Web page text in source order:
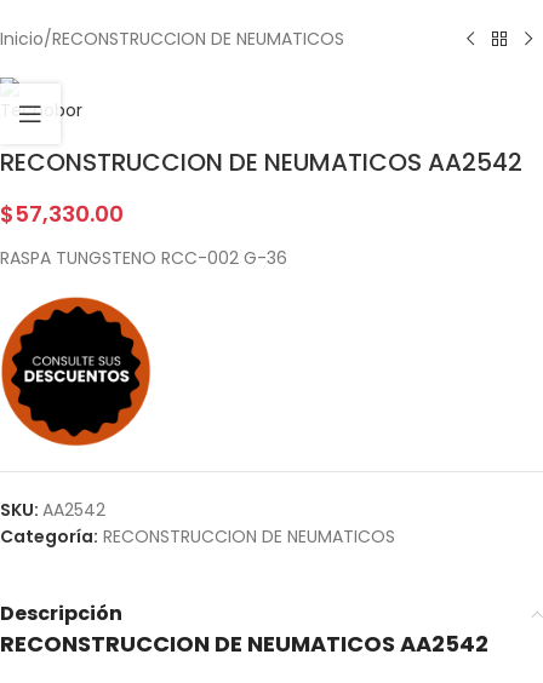
Inicio/RECONSTRUCCION DE NEUMATICOS
RECONSTRUCCION DE NEUMATICOS AA2542
$57,330.00
RASPA TUNGSTENO RCC-002 G-36
SKU: AA2542
Categoría: RECONSTRUCCION DE NEUMATICOS
Descripción
RECONSTRUCCION DE NEUMATICOS AA2542